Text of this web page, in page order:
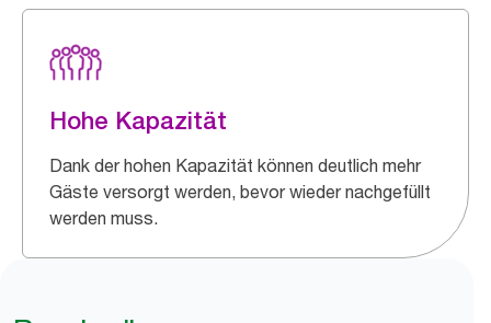
Hohe Kapazität
Dank der hohen Kapazität können deutlich mehr
Gäste versorgt werden, bevor wieder nachgefüllt
werden muss.